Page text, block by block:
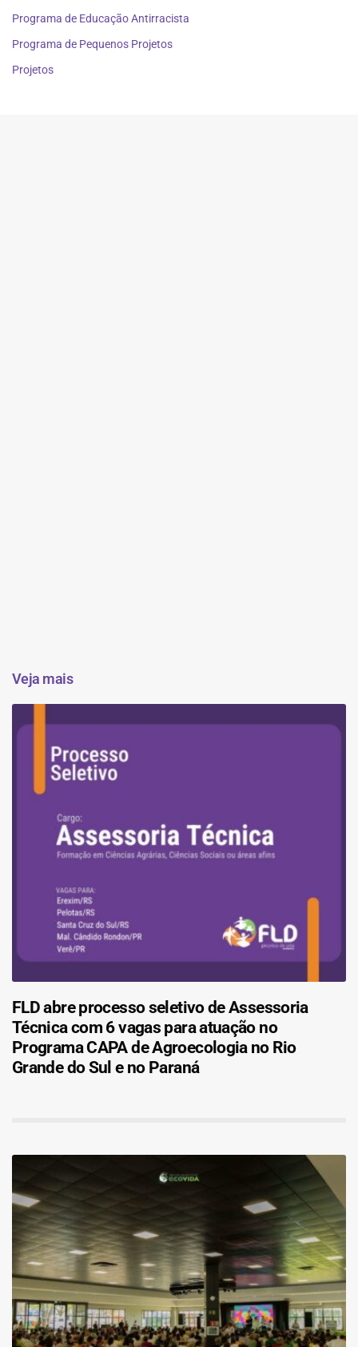
Programa de Educação Antirracista
Programa de Pequenos Projetos
Projetos
Veja mais
FLD abre processo seletivo de Assessoria
Técnica com 6 vagas para atuação no
Programa CAPA de Agroecologia no Rio
Grande do Sul e no Paraná